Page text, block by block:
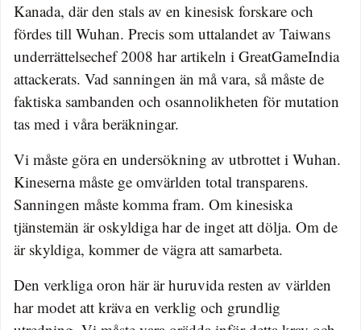
Kanada, där den stals av en kinesisk forskare och
fördes till Wuhan. Precis som uttalandet av Taiwans
underrättelsechef 2008 har artikeln i GreatGameIndia
attackerats. Vad sanningen än må vara, så måste de
faktiska sambanden och osannolikheten för mutation
tas med i våra beräkningar.
Vi måste göra en undersökning av utbrottet i Wuhan.
Kineserna måste ge omvärlden total transparens.
Sanningen måste komma fram. Om kinesiska
tjänstemän är oskyldiga har de inget att dölja. Om de
är skyldiga, kommer de vägra att samarbeta.
Den verkliga oron här är huruvida resten av världen
har modet att kräva en verklig och grundlig